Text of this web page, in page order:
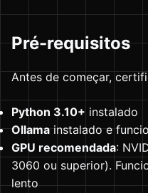
Pré-requisitos
Antes de começar,
Python 3.10+ instalado
Ollamainstalado e
GPU recomendada:
3060 ou superior).
lento